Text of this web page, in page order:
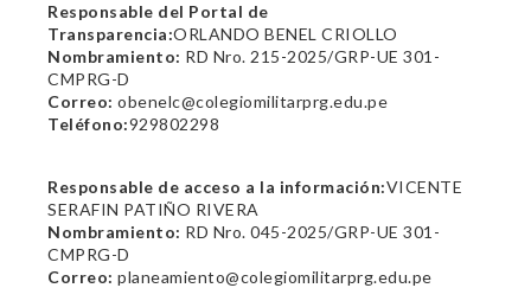
Responsable del Portal de
Transparencia:ORLANDO BENEL CRIOLLO
Nombramiento: RD Nro. 215-2025/GRP-UE 301-
CMPRG-D
Correo: obenelc@colegiomilitarprg.edu.pe
Teléfono:929802298
Responsable de acceso a la información:VICENTE
SERAFIN PATIÑO RIVERA
Nombramiento: RD Nro. 045-2025/GRP-UE 301-
CMPRG-D
Correo: planeamiento@colegiomilitarprg.edu.pe